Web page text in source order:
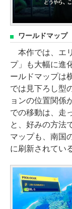
ワールドマップ
本作では、エ
プ」も大幅に進
ールドマップは
では見下ろし型
ョンの位置関係
での移動は、走
と、好みの方法
マップも、南国
に刷新されてい